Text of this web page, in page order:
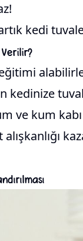
kedi
kedinize
ve kum